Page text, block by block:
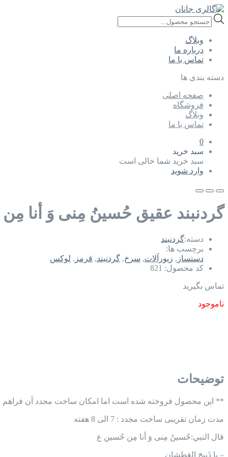
Products
search
وبلاگ
درباره ما
تماس با ما
دسته بندی ها
صفحه اصلی
فروشگاه
وبلاگ
تماس با ما
0
سبد خرید
سبد خرید شما خالی است
وارد شوید
گردنبند عقیق حُسینُ مِنی وَ أنا
دسته:گردنبند
برچسب ها:
دستساز , زیورآلات, سرخ, گردنبند, قرمز , لوکس
کد محصول: 821
تماس بگیرید
ناموجود
توضیحات
** این محصول فروخته شده است اما امکان ساخت مجدد آن فراهم
مدت زمان تقریبی ساخت مجدد : 7 الی 8 هفته
قال النبي:حُسینُ مِنی وَ أنا مِن حُسين ع
– یا ذَبیحَ العَطشان